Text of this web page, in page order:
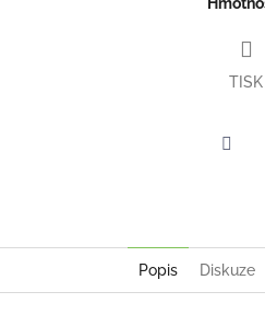
TISK
Popis Diskuze